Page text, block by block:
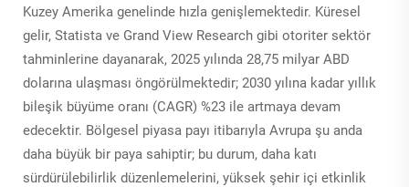
Kuzey Amerika genelinde hızla genişlemektedir. Küresel
gelir, Statista ve Grand View Research gibi otoriter sektör
tahminlerine dayanarak, 2025 yılında 28,75 milyar ABD
dolarına ulaşması öngörülmektedir; 2030 yılına kadar yıllık
bileşik büyüme oranı (CAGR) %23 ile artmaya devam
edecektir. Bölgesel piyasa payı itibarıyla Avrupa şu anda
daha büyük bir paya sahiptir; bu durum, daha katı
sürdürülebilirlik düzenlemelerini, yüksek şehir içi etkinlik